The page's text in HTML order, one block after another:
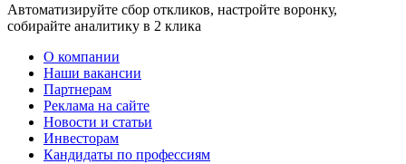
Автоматизируйте сбор откликов, настройте воронку,
собирайте аналитику в 2 клика
О компании
Наши вакансии
Партнерам
Реклама на сайте
Новости и статьи
Инвесторам
Кандидаты по профессиям